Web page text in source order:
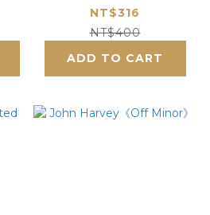
NT$316
NT$400
ADD TO CART